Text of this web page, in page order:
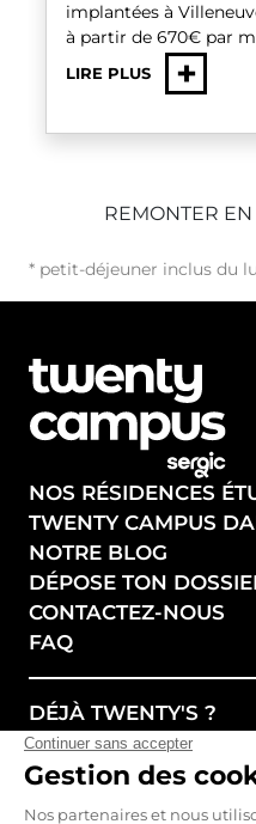
implantées à
à partir de 670€ par
LIRE PLUS +
REMONTER
* petit-déjeuner inclus du
NOS RÉSIDENCES
TWENTY CAMPUS
NOTRE BLOG
DÉPOSE TON
CONTACTEZ-NOUS
FAQ
DÉJÀ TWENTY'S ?
CONNECTE-TOI SUR
SUIVEZ NOS